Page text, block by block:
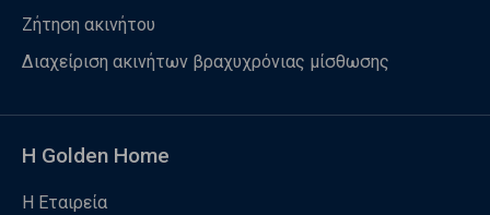
Ζήτηση ακινήτου
Διαχείριση ακινήτων βραχυχρόνιας μίσθωσης
Η Golden Home
Η Εταιρεία